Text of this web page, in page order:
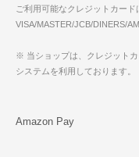
ご利用可能なクレジットカード
VISA/MASTER/JCB/DINERS/
※ 当ショップは、クレジット
システムを利用しております。
Amazon Pay